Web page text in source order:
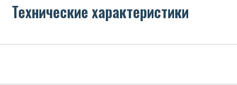
Технические характеристики